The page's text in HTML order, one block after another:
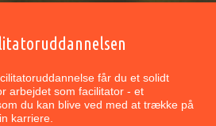
får du et solidt
arbejdet som facilitator - et
du kan blive ved med at trække på
karriere.